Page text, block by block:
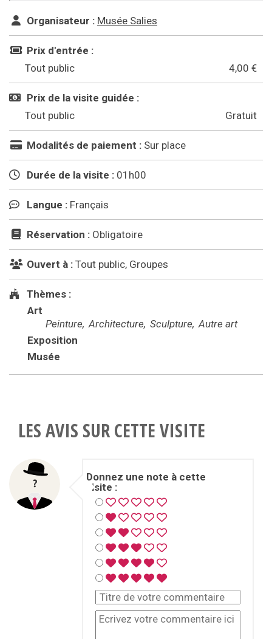
Organisateur : Musée Salies
Prix d'entrée :
Tout public
4,00 €
Prix de la visite guidée :
Tout public
Gratuit
Modalités de paiement : Sur place
Durée de la visite : 01h00
Langue : Français
Réservation : Obligatoire
Ouvert à : Tout public, Groupes
Thèmes :
Art
Peinture Architecture Sculpture Autre art
Exposition
Musée
LES AVIS SUR CETTE VISITE
Donnez une note à cette
visite :